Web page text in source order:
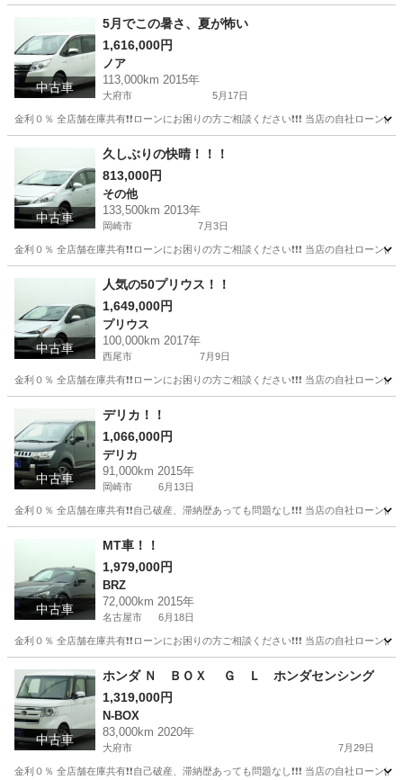
フリード ローン
中古車
5月でこの暑さ、夏が怖い
1,616,000円
ノア
113,000km 2015年
大府市 5月17日
金利０％ 全店舗在庫共有❗️❗️ローンにお困りの方ご相談ください❗️❗️❗️ 当店の自社ロ
ノア ローン
中古車
久しぶりの快晴！！！
813,000円
その他
133,500km 2013年
岡崎市 7月3日
金利０％ 全店舗在庫共有❗️❗️ローンにお困りの方ご相談ください❗️❗️❗️ 当店の自社ロ
その他
中古車
人気の50プリウス！！
1,649,000円
プリウス
100,000km 2017年
西尾市 7月9日
金利０％ 全店舗在庫共有❗️❗️ローンにお困りの方ご相談ください❗️❗️❗️ 当店の自社ロ
プリウス
中古車
デリカ！！
1,066,000円
デリカ
91,000km 2015年
岡崎市 6月13日
金利０％ 全店舗在庫共有❗️❗️自己破産、滞納歴あっても問題なし❗️❗️❗️ 当店の自社ロ
デリカ
中古車
MT車！！
1,979,000円
BRZ
72,000km 2015年
名古屋市 6月18日
金利０％ 全店舗在庫共有❗️❗️ローンにお困りの方ご相談ください❗️❗️❗️ 当店の自社ロ
愛知 名古屋市 BRZ MT車
中古車
ホンダ Ｎ ＢＯＸ Ｇ Ｌ ホンダセンシング
1,319,000円
N-BOX
83,000km 2020年
大府市 7月29日
金利０％ 全店舗在庫共有❗️❗️自己破産、滞納歴あっても問題なし❗️❗️❗️ 当店の自社ロ